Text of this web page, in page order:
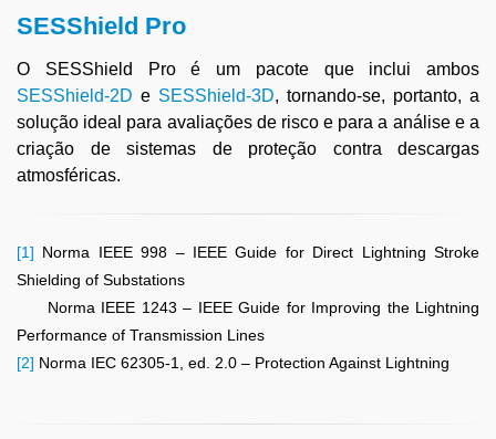
SESShield Pro
O SESShield Pro é um pacote que inclui ambos
SESShield-2D e SESShield-3D, tornando-se, portanto, a
solução ideal para avaliações de risco e para a análise e a
criação de sistemas de proteção contra descargas
atmosféricas.
[1]
Norma IEEE 998 – IEEE Guide for Direct Lightning Stroke
Shielding of Substations
Norma IEEE 1243 – IEEE Guide for Improving the Lightning
Performance of Transmission Lines
[2] Norma IEC 62305-1, ed. 2.0 – Protection Against Lightning